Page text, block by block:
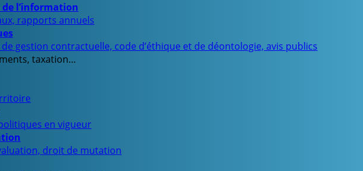
l’information
rapports annuels
gestion contractuelle, code d’éthique et de déontologie, avis publics
taxation…
en vigueur
droit de mutation